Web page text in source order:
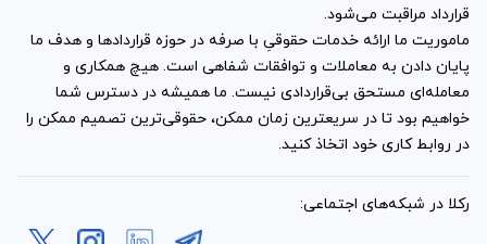
انتخاب قرار داد؟
شما می‌توانید دو مرجع داوری و دادگاه را برای نمونه قرارداد
سئو سایت انتخاب کنید. به عبارت دیگر، تعیین مراجع مزبور برای
بود. البته توجه داشته باشید در صورت عدم تعیین مرجع
رسیدگی کننده برای این قرارداد، دادگاه به عنوان مرجع صالح
قرارداد مراقبت می‌شود.
ماموریت ما ارائه خدمات حقوقیِ با صرفه در حوزه قراردادها و هدف ما
پایان دادن به معاملات و توافقات شفاهی است. هیچ همکاری و
معامله‌ای مستحق بی‌قراردادی نیست. ما همیشه در دسترس شما
خواهیم بود تا در سریعترین زمان ممکن، حقوقی‌ترین تصمیم ممکن را
در روابط کاری خود اتخاذ کنید.
رکلا در شبکه‌های اجتماعی: